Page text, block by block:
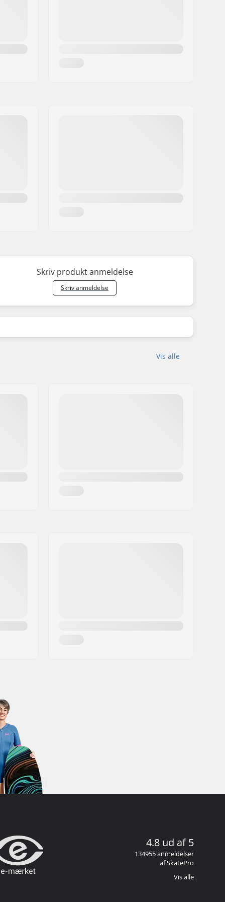
Skriv produkt anmeldelse
Skriv anmeldelse
Vis alle
4.8 ud af 5
134955 anmeldelser
af SkatePro
Vis alle